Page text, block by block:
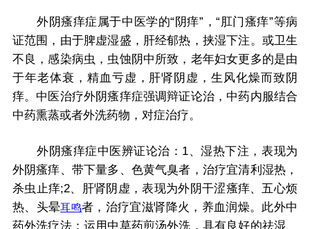
外阴瘙痒症属于中医学的“阴痒”，“肛门瘙痒”等病
证范围，由于脾虚湿盛，肝经郁热，挟湿下注。或卫生
不良，感染病虫，虫蚀阴中所致，老年妇女更多的是由
于年老体衰，精血亏虚，肝肾阴虚，生风化燥而致阴
痒。中医治疗外阴瘙痒症强调辩证论治，中药内服结合
中药熏蒸或者外洗药物，对症治疗。
外阴瘙痒症中医辨证论治：1、湿热下注，表现为
外阴瘙痒、带下量多、色黄气臭者，治疗宜清利湿热，
杀虫止痒;2、肝肾阴虚，表现为外阴干涩瘙痒、五心烦
热、头晕耳鸣者，治疗宜滋肾降火，养血润燥。此外中
药外洗疗法：运用中草药煎汤外洗，具有良好的祛湿、